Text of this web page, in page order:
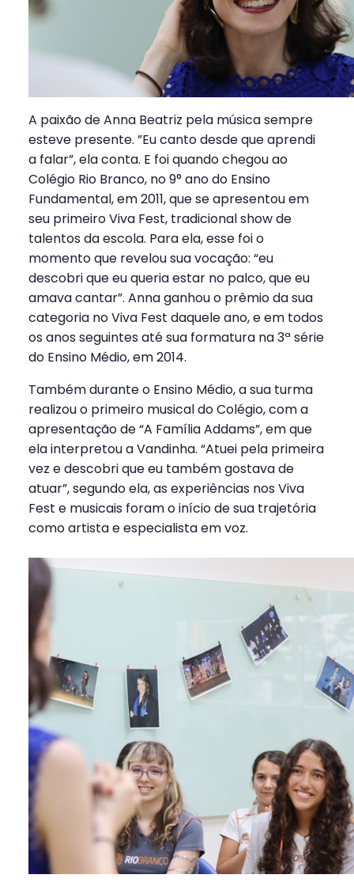
A paixão de Anna Beatriz pela música sempre
esteve presente. ”Eu canto desde que aprendi
a falar”, ela conta. E foi quando chegou ao
Colégio Rio Branco, no 9° ano do Ensino
Fundamental, em 2011, que se apresentou em
seu primeiro Viva Fest, tradicional show de
talentos da escola. Para ela, esse foi o
momento que revelou sua vocação: “eu
descobri que eu queria estar no palco, que eu
amava cantar”. Anna ganhou o prêmio da sua
categoria no Viva Fest daquele ano, e em todos
os anos seguintes até sua formatura na 3ª série
do Ensino Médio, em 2014.
Também durante o Ensino Médio, a sua turma
realizou o primeiro musical do Colégio, com a
apresentação de “A Família Addams”, em que
ela interpretou a Vandinha. “Atuei pela primeira
vez e descobri que eu também gostava de
atuar”, segundo ela, as experiências nos Viva
Fest e musicais foram o início de sua trajetória
como artista e especialista em voz.